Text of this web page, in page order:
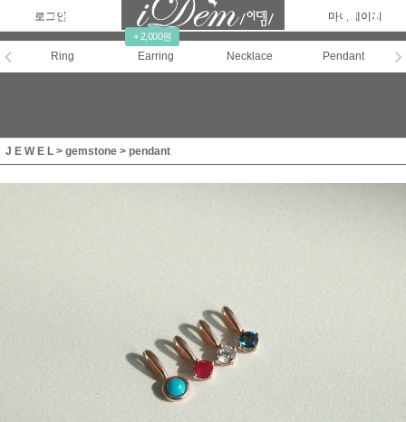
로그인 회원가입
+ 2,000원
주문조회 마이페이지
Ring Earring Necklace Pendant
J E W E L > gemstone > pendant